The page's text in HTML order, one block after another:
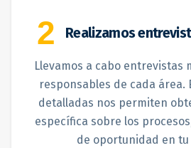
2 Realizamos
Llevamos a cabo entrevistas
responsables de cada área.
detalladas nos permiten
específica sobre los
de oportunidad en tu